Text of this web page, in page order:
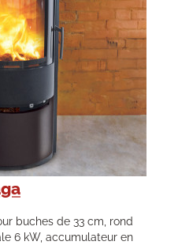
buches de 33 cm, rond
6 kW, accumulateur en